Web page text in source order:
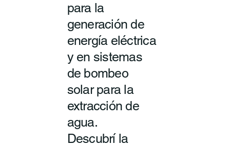
para la
generación de
energía eléctrica
y en sistemas
de bombeo
solar para la
extracción de
agua.
Descubrí la